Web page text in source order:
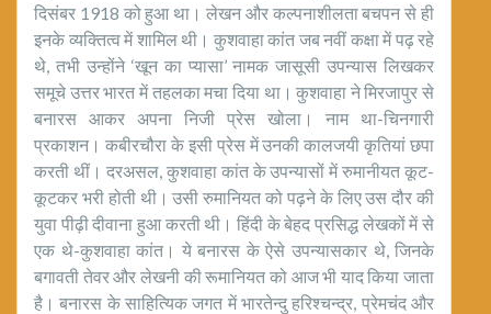
दिसंबर 1918 को हुआ था। लेखन और कल्पनाशीलता बचपन से ही
इनके व्यक्तित्व में शामिल थी। कुशवाहा कांत जब नवीं कक्षा में पढ़ रहे
थे, तभी उन्होंने ‘खून का प्यासा’ नामक जासूसी उपन्यास लिखकर
समूचे उत्तर भारत में तहलका मचा दिया था। कुशवाहा ने मिरजापुर से
बनारस आकर अपना निजी प्रेस खोला। नाम था-चिनगारी
प्रकाशन। कबीरचौरा के इसी प्रेस में उनकी कालजयी कृतियां छपा
करती थीं। दरअसल, कुशवाहा कांत के उपन्यासों में रुमानीयत कूट-
कूटकर भरी होती थी। उसी रुमानियत को पढ़ने के लिए उस दौर की
युवा पीढ़ी दीवाना हुआ करती थी। हिंदी के बेहद प्रसिद्ध लेखकों में से
एक थे-कुशवाहा कांत। ये बनारस के ऐसे उपन्यासकार थे, जिनके
बगावती तेवर और लेखनी की रूमानियत को आज भी याद किया जाता
है। बनारस के साहित्यिक जगत में भारतेन्दु हरिश्चन्द्र, प्रेमचंद और